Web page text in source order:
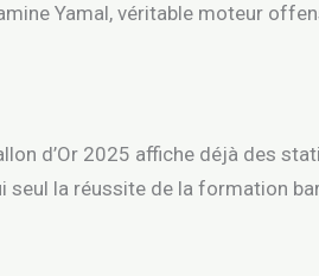
Yamal, véritable moteur
d’Or 2025 affiche déjà des
seul la réussite de la formation